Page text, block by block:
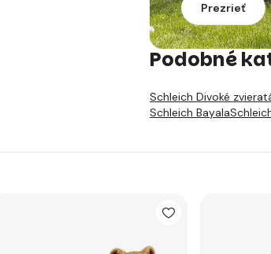
Prezrieť
Podobné
Schleich Divoké
Schleich Bayala